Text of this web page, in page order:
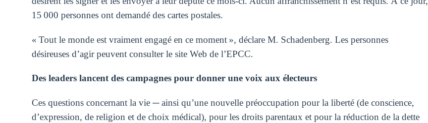
15 000 personnes ont demandé des cartes postales.
« Tout le monde est vraiment engagé en ce moment », déclare M. Schadenberg. Les personnes
désireuses d’agir peuvent consulter le site Web de l’EPCC.
Des leaders lancent des campagnes pour donner une voix aux électeurs
Ces questions concernant la vie ─ ainsi qu’une nouvelle préoccupation pour la liberté (de conscience,
d’expression, de religion et de choix médical), pour les droits parentaux et pour la réduction de la dette